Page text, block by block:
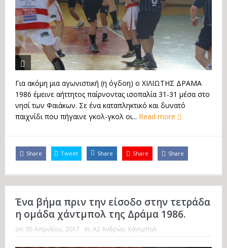
Για ακόμη μια αγωνιστική (η όγδοη) ο ΧΙΛΙΩΤΗΣ ΔΡΑΜΑ
1986 έμεινε αήττητος παίρνοντας ισοπαλία 31-31 μέσα στο
νησί των Φαιάκων. Σε ένα καταπληκτικό και δυνατό
παιχνίδι που πήγαινε γκολ-γκολ οι... Read more
Share Tweet Share Share Share
Ένα βήμα πριν την είσοδο στην τετράδα
η ομάδα χάντμπολ της Δράμα 1986.
on: 05 Απριλίου, 2017 In: Α2 Ανδρών, Χάντμπολ